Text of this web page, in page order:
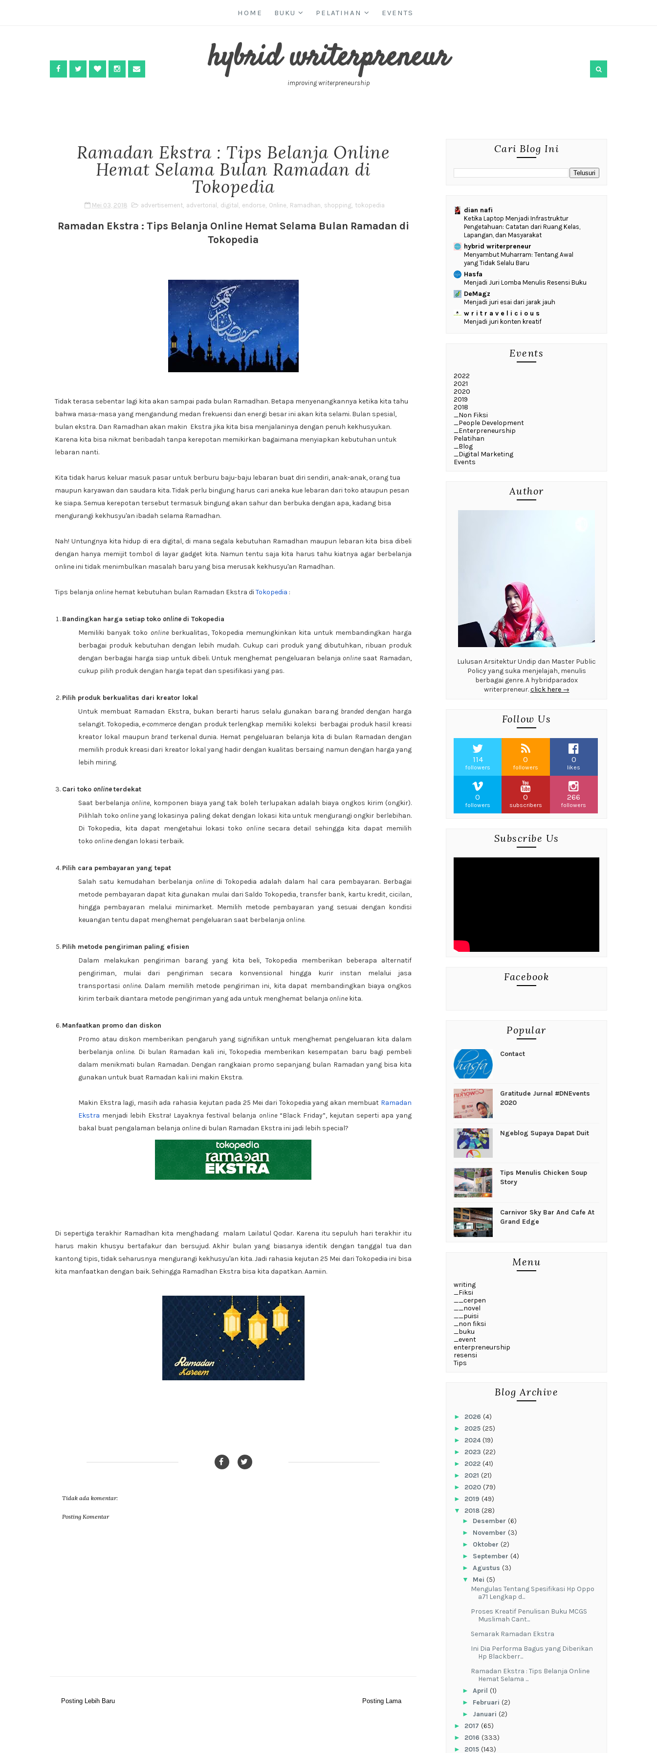
HOME BUKU PELATIHAN EVENTS
hybrid writerpreneur
improving writerpreneurship
Ramadan Ekstra : Tips Belanja Online
Hemat Selama Bulan Ramadan di
Tokopedia
Mei 03, 2018 advertisement, advertorial , digital , endorse, Online, Ramadhan, shopping, tokopedia
Ramadan Ekstra : Tips Belanja Online Hemat Selama Bulan Ramadan di
Tokopedia
Tidak terasa sebentar lagi kita akan sampai pada bulan Ramadhan. Betapa menyenangkannya ketika kita tahu
bahwa masa-masa yang mengandung medan frekuensi dan energi besar ini akan kita selami. Bulan spesial,
bulan ekstra. Dan Ramadhan akan makin Ekstra jika kita bisa menjalaninya dengan penuh kekhusyukan.
Karena kita bisa nikmat beribadah tanpa kerepotan memikirkan bagaimana menyiapkan kebutuhan untuk
lebaran nanti.
Kita tidak harus keluar masuk pasar untuk berburu baju-baju lebaran buat diri sendiri, anak-anak, orang tua
maupun karyawan dan saudara kita. Tidak perlu bingung harus cari aneka kue lebaran dari toko ataupun pesan
ke siapa. Semua kerepotan tersebut termasuk bingung akan sahur dan berbuka dengan apa, kadang bisa
mengurangi kekhusyu'an ibadah selama Ramadhan.
Nah! Untungnya kita hidup di era digital, di mana segala kebutuhan Ramadhan maupun lebaran kita bisa dibeli
dengan hanya memijit tombol di layar gadget kita. Namun tentu saja kita harus tahu kiatnya agar berbelanja
online ini tidak menimbulkan masalah baru yang bisa merusak kekhusyu'an Ramadhan.
Tips belanja onlinehemat kebutuhan bulan Ramadan Ekstra di Tokopedia :
Bandingkan harga setiap toko onlinedi Tokopedia
Memiliki banyak toko onlineberkualitas, Tokopedia memungkinkan kita untuk membandingkan harga
berbagai produk kebutuhan dengan lebih mudah. Cukup cari produk yang dibutuhkan, ribuan produk
dengan berbagai harga siap untuk dibeli. Untuk menghemat pengeluaran belanja onlinesaat Ramadan,
cukup pilih produk dengan harga tepat dan spesifikasi yang pas.
Pilih produk berkualitas dari kreator lokal
Untuk membuat Ramadan Ekstra, bukan berarti harus selalu gunakan barang brandeddengan harga
selangit. Tokopedia, e-commercedengan produk terlengkap memiliki koleksi berbagai produk hasil kreasi
kreator lokal maupun brand terkenal dunia. Hemat pengeluaran belanja kita di bulan Ramadan dengan
memilih produk kreasi dari kreator lokal yang hadir dengan kualitas bersaing namun dengan harga yang
lebih miring.
Cari toko onlineterdekat
Saat berbelanja online, komponen biaya yang tak boleh terlupakan adalah biaya ongkos kirim (ongkir).
Pilihlah toko onlineyang lokasinya paling dekat dengan lokasi kita untuk mengurangi ongkir berlebihan.
Di Tokopedia, kita dapat mengetahui lokasi toko onlinesecara detail sehingga kita dapat memilih
toko onlinedengan lokasi terbaik.
Pilih cara pembayaran yang tepat
Salah satu kemudahan berbelanja onlinedi Tokopedia adalah dalam hal cara pembayaran. Berbagai
metode pembayaran dapat kita gunakan mulai dari Saldo Tokopedia, transfer bank, kartu kredit, cicilan,
hingga pembayaran melalui minimarket. Memilih metode pembayaran yang sesuai dengan kondisi
keuangan tentu dapat menghemat pengeluaran saat berbelanja online.
Pilih metode pengiriman paling efisien
Dalam melakukan pengiriman barang yang kita beli, Tokopedia memberikan beberapa alternatif
pengiriman, mulai dari pengiriman secara konvensional hingga kurir instan melalui jasa
transportasi online. Dalam memilih metode pengiriman ini, kita dapat membandingkan biaya ongkos
kirim terbaik diantara metode pengiriman yang ada untuk menghemat belanja onlinekita.
Manfaatkan promo dan diskon
Promo atau diskon memberikan pengaruh yang signifikan untuk menghemat pengeluaran kita dalam
berbelanja online. Di bulan Ramadan kali ini, Tokopedia memberikan kesempatan baru bagi pembeli
dalam menikmati bulan Ramadan. Dengan rangkaian promo sepanjang bulan Ramadan yang bisa kita
gunakan untuk buat Ramadan kali ini makin Ekstra.
Makin Ekstra lagi, masih ada rahasia kejutan pada 25 Mei dari Tokopedia yang akan membuat Ramadan
Ekstra menjadi lebih Ekstra! Layaknya festival belanja online“Black Friday”, kejutan seperti apa yang
bakal buat pengalaman belanja onlinedi bulan Ramadan Ekstra ini jadi lebih special?
Di sepertiga terakhir Ramadhan kita menghadang malam Lailatul Qodar. Karena itu sepuluh hari terakhir itu
harus makin khusyu bertafakur dan bersujud. Akhir bulan yang biasanya identik dengan tanggal tua dan
kantong tipis, tidak seharusnya mengurangi kekhusyu'an kita. Jadi rahasia kejutan 25 Mei dari Tokopedia ini bisa
kita manfaatkan dengan baik. Sehingga Ramadhan Ekstra bisa kita dapatkan. Aamiin.
Tidak ada komentar:
Posting Komentar
Posting Lebih Baru Posting Lama
Cari Blog Ini
dian nafi
Ketika Laptop Menjadi Infrastruktur
Pengetahuan: Catatan dari Ruang Kelas,
Lapangan, dan Masyarakat
hybrid writerpreneur
Menyambut Muharram: Tentang Awal
yang Tidak Selalu Baru
Hasfa
Menjadi Juri Lomba Menulis Resensi Buku
DeMagz
Menjadi juri esai dari jarak jauh
w r i t r a v e l i c i o u s
Menjadi juri konten kreatif
Events
2022
2021
2020
2019
2018
_Non Fiksi
_People Development
_Enterpreneurship
Pelatihan
_Blog
_Digital Marketing
Events
Author
Lulusan Arsitektur Undip dan Master Public
Policy yang suka menjelajah, menulis
berbagai genre. A hybridparadox
writerpreneur.click here →
Follow Us
114
followers
0
followers
0
likes
0
followers
0
subscribers
266
followers
Subscribe Us
Facebook
Popular
Contact
Gratitude Jurnal #DNEvents
2020
Ngeblog Supaya Dapat Duit
Tips Menulis Chicken Soup
Story
Carnivor Sky Bar And Cafe At
Grand Edge
Menu
writing
_Fiksi
__cerpen
__novel
__puisi
_non fiksi
_buku
_event
enterpreneurship
resensi
Tips
Blog Archive
► 2026 (4)
► 2025 (25)
► 2024(19)
► 2023 (22)
► 2022 (41)
► 2021 (21)
► 2020 (79)
► 2019 (49)
▼ 2018 (28)
► Desember (6)
► November (3)
► Oktober (2)
► September (4)
► Agustus (3)
▼ Mei (5)
Mengulas Tentang Spesifikasi Hp Oppo
a71 Lengkap d...
Proses Kreatif Penulisan Buku MCGS
Muslimah Cant...
Semarak Ramadan Ekstra
Ini Dia Performa Bagus yang Diberikan
Hp Blackberr...
Ramadan Ekstra : Tips Belanja Online
Hemat Selama ...
► April (1)
► Februari (2)
► Januari (2)
► 2017 (65)
► 2016 (333)
► 2015 (143)